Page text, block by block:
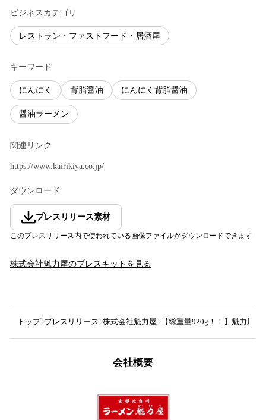
ビジネスカテゴリ
レストラン・ファストフード・居酒屋
キーワード
にんにく 背脂醤油 にんにく背脂醤油
醤油ラーメン
関連リンク
https://www.kairikiya.co.jp/
ダウンロード
プレスリリース素材
このプレスリリース内で使われている画像ファイルがダウンロードできます
株式会社魁力屋のプレスキットを見る
トップ プレスリリース 株式会社魁力屋 【総重量920g！！】魁力屋
会社概要